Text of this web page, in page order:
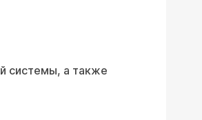
системы, а также